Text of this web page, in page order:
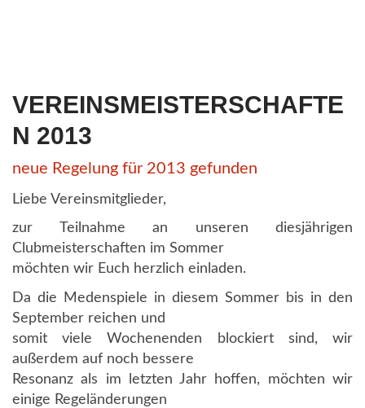
VEREINSMEISTERSCHAFTE
N 2013
neue Regelung für 2013 gefunden
Liebe Vereinsmitglieder,
zur Teilnahme an unseren diesjährigen
Clubmeisterschaften im Sommer
möchten wir Euch herzlich einladen.
Da die Medenspiele in diesem Sommer bis in den
September reichen und
somit viele Wochenenden blockiert sind, wir
außerdem auf noch bessere
Resonanz als im letzten Jahr hoffen, möchten wir
einige Regeländerungen